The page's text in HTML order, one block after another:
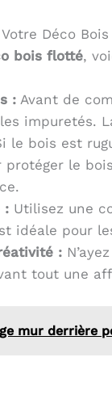
Déco
bois flotté,
: Avant de
impuretés.
le bois est
protéger le
: Utilisez une
idéale pour
:
tout une
mur derrière